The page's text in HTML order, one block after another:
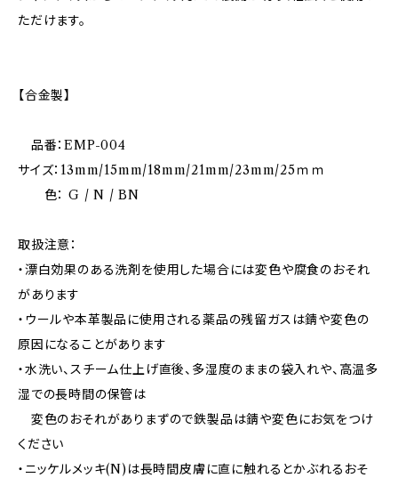
ただけます。
【合金製】
品番：EMP-004
サイズ：13mm/15mm/18mm/21mm/23mm/25ｍｍ
色： G / N / BN
取扱注意：
・漂白効果のある洗剤を使用した場合には変色や腐食のおそれ
があります
・ウールや本革製品に使用される薬品の残留ガスは錆や変色の
原因になることがあります
・水洗い、スチーム仕上げ直後、多湿度のままの袋入れや、高温多
湿での長時間の保管は
変色のおそれがありまずので鉄製品は錆や変色にお気をつけ
ください
・ニッケルメッキ(N)は長時間皮膚に直に触れるとかぶれるおそ